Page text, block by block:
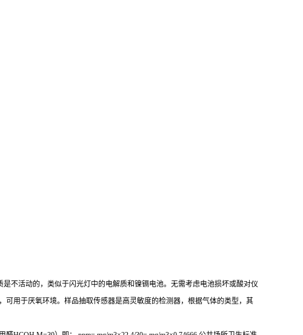
不活动的，类似于闪光灯中的电解质和镍镉电池。无需考虑电池损坏或酸对仪
用于厌氧环境。样品抽取传感器是高灵敏度的检测器，根据气体的类型，其